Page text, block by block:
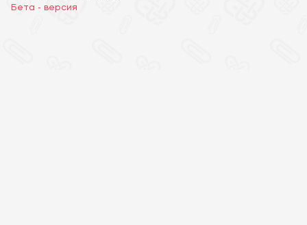
Бета - версия